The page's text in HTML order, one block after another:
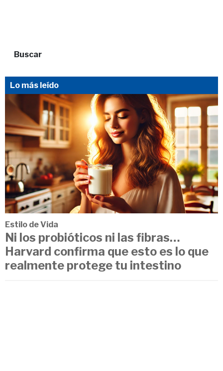
Buscar
Lo más leído
Estilo de Vida
Ni los probióticos ni las fibras…
Harvard confirma que esto es lo que
realmente protege tu intestino